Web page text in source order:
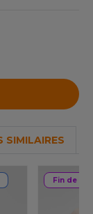
SIMILAIRES
Fin de